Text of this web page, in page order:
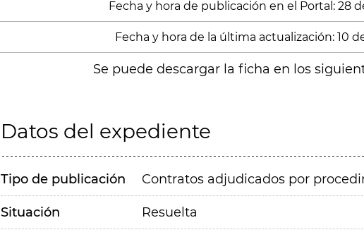
Fecha y hora de publicación en el Portal: 28
Fecha y hora de la última actualización: 10
Se puede descargar la ficha en los
Datos del expediente
Tipo de publicación Contratos adjudicados por
Situación Resuelta